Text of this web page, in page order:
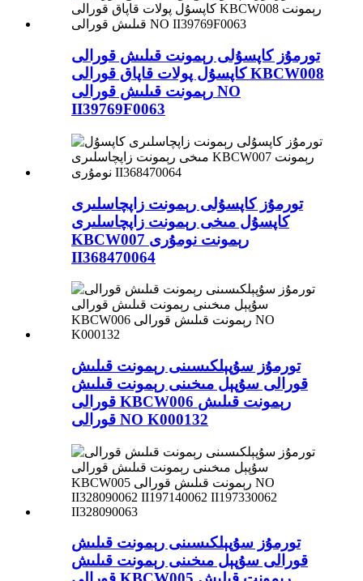
تورمۇز كاپسۇلى رېمونت قىلىش قورالى
كاپسۇل پولات قاپاق قورالى KBCW008
رېمونت قىلىش قورالى NO
II39769F0063
تورمۇز كاپسۇلى رېمونت زاپچاسلىرى
كاپسۇل مىخى رېمونت زاپچاسلىرى
KBCW007 رېمونت نومۇرى
II368470064
تورمۇز سۇپېلكىسىنى رېمونت قىلىش
قورالى سۇپېل مىخىنى رېمونت قىلىش
قورالى KBCW006 رېمونت قىلىش
قورالى NO K000132
تورمۇز سۇپېلكىسىنى رېمونت قىلىش
قورالى سۇپېل مىخىنى رېمونت قىلىش